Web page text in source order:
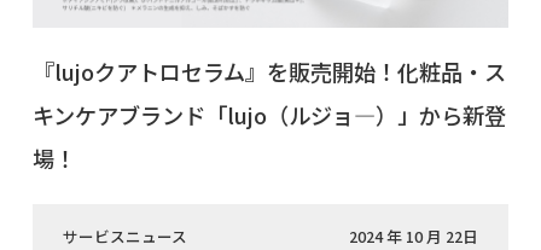
『lujoクアトロセラム』を販売開始！化粧品・ス
キンケアブランド「lujo（ルジョ―）」から新登
場！
サービスニュース 2024 年 10 月 22日